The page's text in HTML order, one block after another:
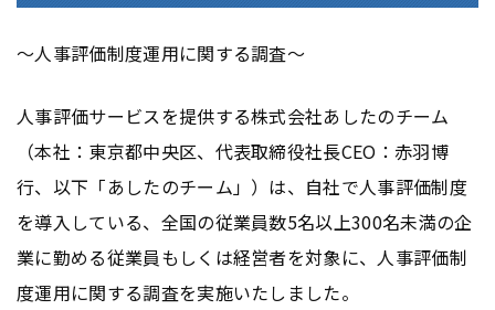
～人事評価制度運用に関する調査～
人事評価サービスを提供する株式会社あしたのチーム
（本社：東京都中央区、代表取締役社長CEO：赤羽博
行、以下「あしたのチーム」）は、自社で人事評価制度
を導入している、全国の従業員数5名以上300名未満の企
業に勤める従業員もしくは経営者を対象に、人事評価制
度運用に関する調査を実施いたしました。